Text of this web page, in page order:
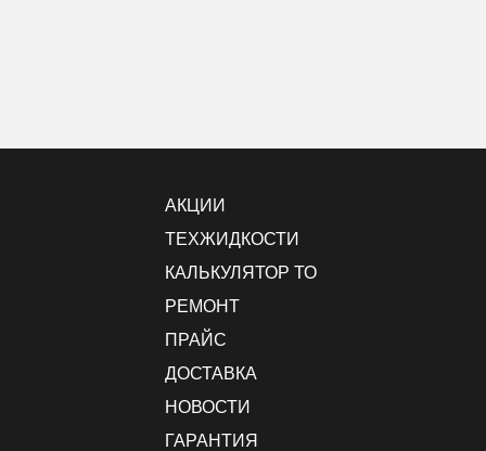
АКЦИИ
ТЕХЖИДКОСТИ
КАЛЬКУЛЯТОР ТО
РЕМОНТ
ПРАЙС
ДОСТАВКА
НОВОСТИ
ГАРАНТИЯ